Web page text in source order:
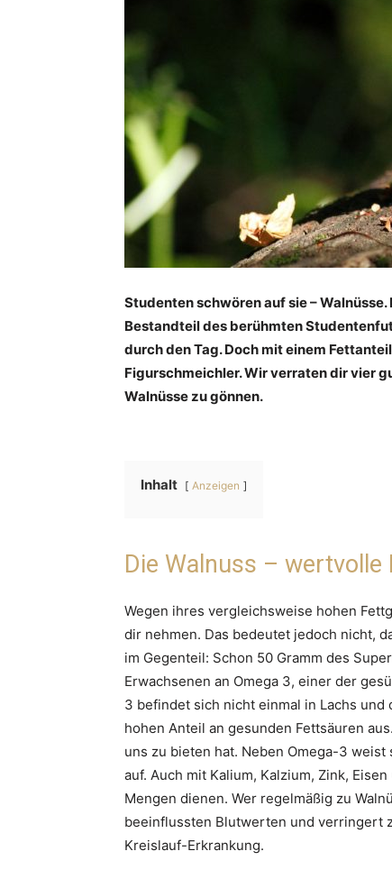
Studenten schwören auf sie –
Bestandteil des berühmten
durch den Tag. Doch mit einem
Figurschmeichler. Wir verraten dir vier
Walnüsse zu gönnen.
Inhalt Anzeigen
Die Walnuss – wertvolle
Wegen ihres vergleichsweise hohen
dir nehmen. Das bedeutet jedoch nicht,
im Gegenteil: Schon 50 Gramm des
Erwachsenen an Omega 3, einer der
3 befindet sich nicht einmal in Lachs
hohen Anteil an gesunden Fettsäuren
uns zu bieten hat. Neben Omega-3
auf. Auch mit Kalium, Kalzium, Zink,
Mengen dienen. Wer regelmäßig zu
beeinflussten Blutwerten und verringert
Kreislauf-Erkrankung.